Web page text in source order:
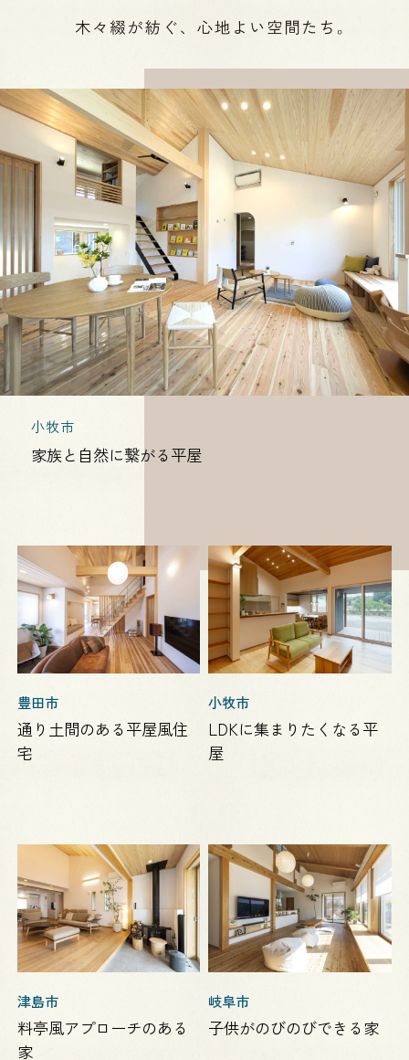
小牧市
家族と自然に繋がる平屋
豊田市
通り土間のある平屋風住
宅
小牧市
LDKに集まりたくなる平
屋
津島市
料亭風アプローチのある
家
岐阜市
子供がのびのびできる家